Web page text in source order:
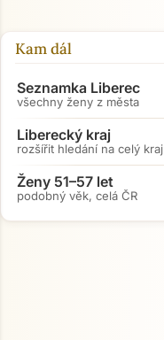
Kam dál
Seznamka Liberec
všechny ženy z města
Liberecký kraj
rozšířit hledání na celý kraj
Ženy 51–57 let
podobný věk, celá ČR